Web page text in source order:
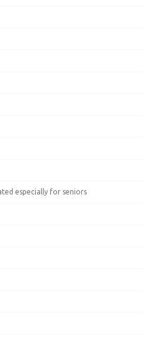
especially for seniors